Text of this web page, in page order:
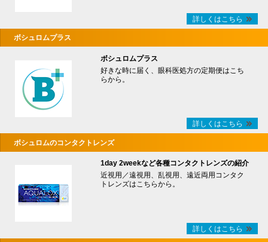
詳しくはこちら
ボシュロムプラス
ボシュロムプラス
好きな時に届く、眼科医処方の定期便はこち
らから。
詳しくはこちら
ボシュロムのコンタクトレンズ
1day 2weekなど各種コンタクトレンズの紹介
近視用／遠視用、乱視用、遠近両用コンタク
トレンズはこちらから。
詳しくはこちら